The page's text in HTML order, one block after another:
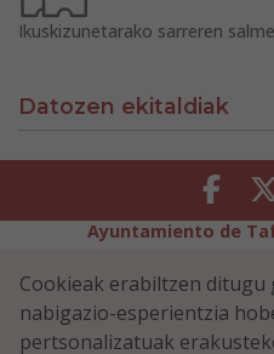
Ikuskizunetarako sarreren
Datozen ekitaldiak
Ayuntamiento de
Erabilerreztasuna
Cookieak erabiltzen
nabigazio-esperientzia
pertsonalizatuak